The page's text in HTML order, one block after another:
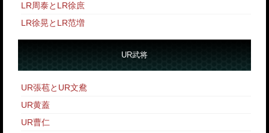
LR周泰とLR徐庶
LR徐晃とLR范増
UR武将
UR張苞とUR文鴦
UR黄蓋
UR曹仁